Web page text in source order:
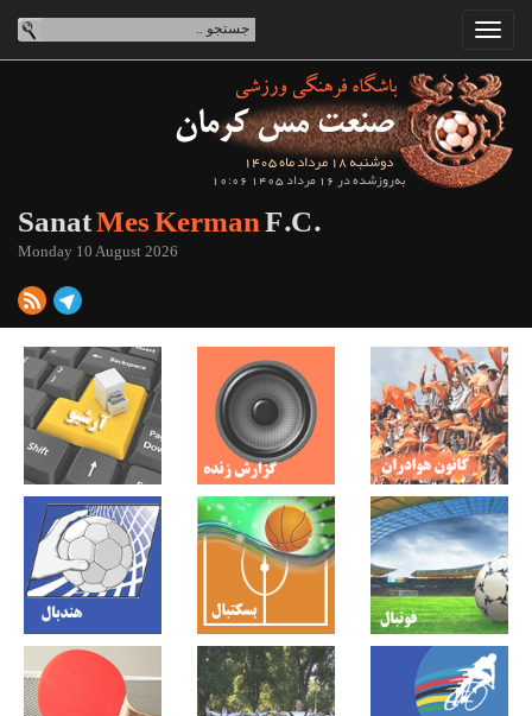
دوشنبه 18 مرداد ماه 1405
به‌روزشده در 16 مرداد 1405 10:06
SanatMes KermanF.C.
Monday 10 August 2026